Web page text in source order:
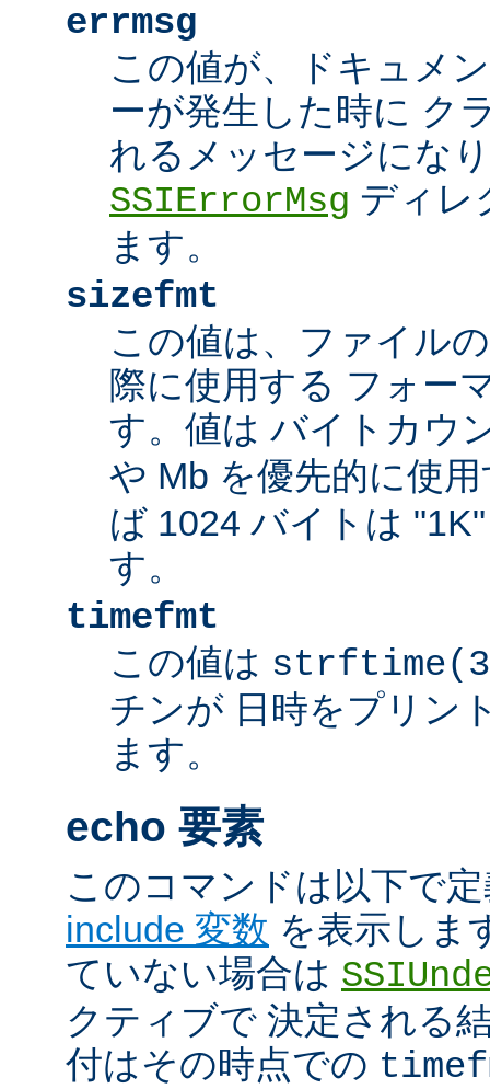
errmsg
この値が、ドキュメ
ーが発生した時に ク
れるメッセージにな
SSIErrorMsg ディレ
ます。
sizefmt
この値は、ファイル
際に使用する フォー
す。値は バイトカウ
や Mb を優先的に使
ば 1024 バイトは
す。
timefmt
この値は
チンが 日時をプリン
ます。
echo 要素
このコマンドは以下で
include 変数 を表示しま
ていない場合は
クティブで 決定される
付はその時点での